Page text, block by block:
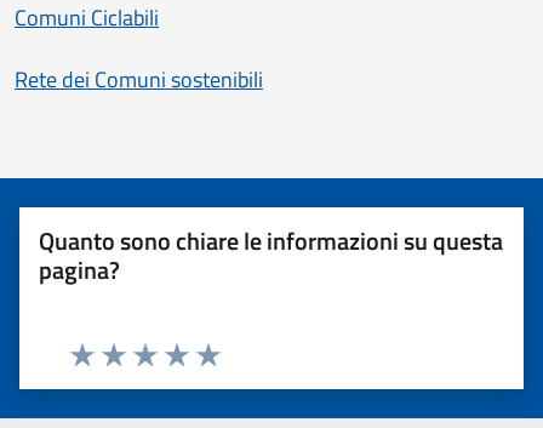
Comuni Ciclabili
Rete dei Comuni sostenibili
Quanto sono chiare le informazioni su questa
pagina?
Valuta 5 stelle su 5
Valuta 4 stelle su 5
Valuta 3 stelle su 5
Valuta 2 stelle su 5
Valuta 1 stelle su 5